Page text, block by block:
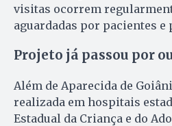
visitas ocorrem
aguardadas por pacientes
Projeto já passou por
Além de Aparecida de
realizada em hospitais
Estadual da Criança e do